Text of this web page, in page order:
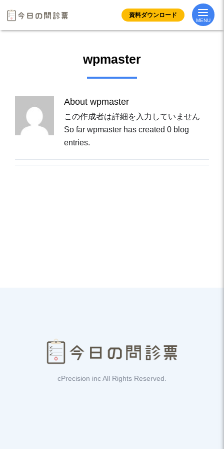
content
MENU
資料ダウンロード
wpmaster
About wpmaster
この作成者は詳細を入力していません
So far wpmaster has created 0 blog
entries.
cPrecision inc All Rights Reserved.